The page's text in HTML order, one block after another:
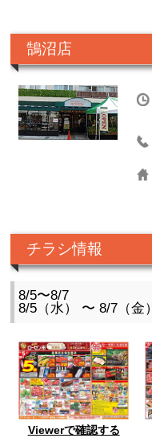
鵠沼店
チラシ情報
8/5〜8/7
8/5（水） 〜 8/7（金）
Viewerで確認する